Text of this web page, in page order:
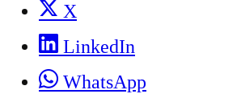
X
LinkedIn
WhatsApp